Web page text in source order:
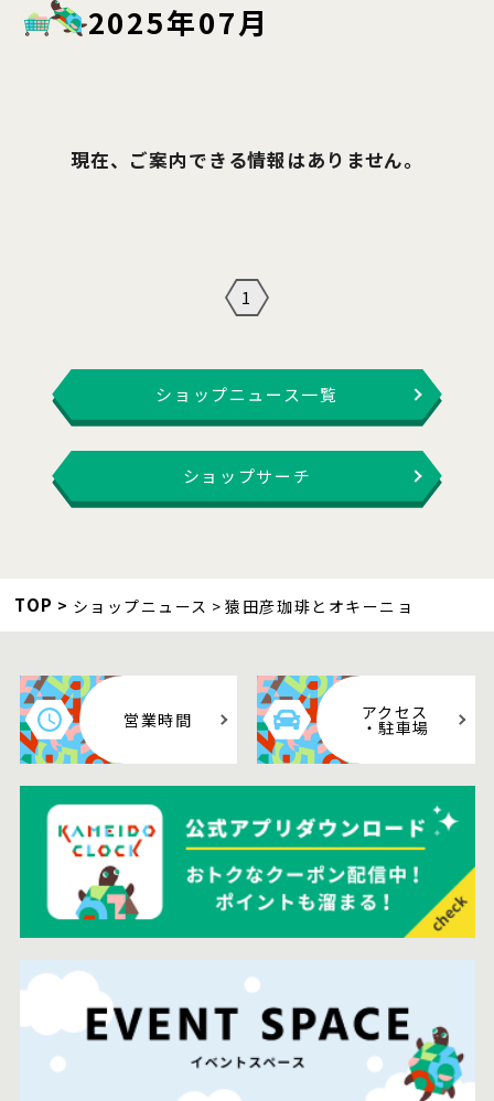
2025年07月
現在、ご案内できる情報はありません。
1
ショップニュース一覧
ショップサーチ
TOP ショップニュース 猿田彦珈琲とオキーニョ
営業時間 アクセス
・駐車場